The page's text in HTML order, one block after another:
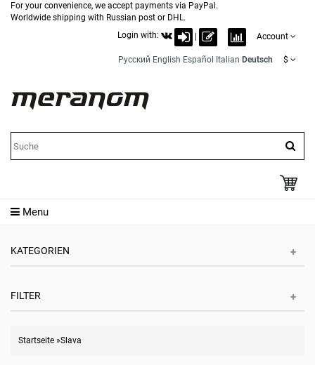
For your convenience, we accept payments via PayPal.
Worldwide shipping with Russian post or DHL.
Login with:
Account
Русский English Español Italian Deutsch $
Menu
KATEGORIEN
FILTER
Startseite »Slava